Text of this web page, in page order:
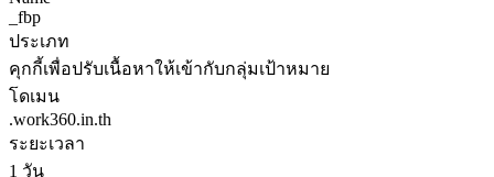
_fbp
ประเภท
คุกกี้เพื่อปรับเนื้อหาให้เข้ากับกลุ่มเป้าหมาย
โดเมน
.work360.in.th
ระยะเวลา
1 วัน